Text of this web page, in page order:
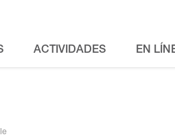
ACTIVIDADES EN